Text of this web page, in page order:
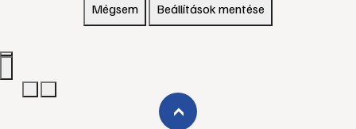
Mégsem Beállítások mentése
›